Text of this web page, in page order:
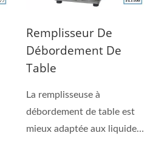
Remplisseur De
Débordement De
Table
La remplisseuse à
débordement de table est
mieux adaptée aux liquides